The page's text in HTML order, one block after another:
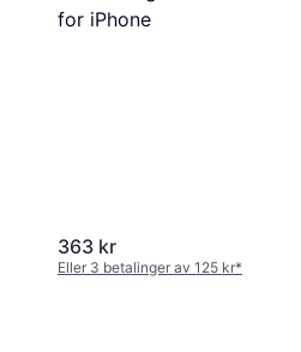
for iPhone
363 kr
Eller 3 betalinger av 125 kr*